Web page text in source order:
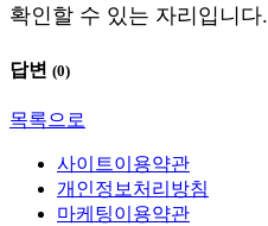
확인할 수 있는 자리입니다.
답변 (0)
목록으로
사이트이용약관
개인정보처리방침
마케팅이용약관